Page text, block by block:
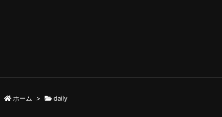
ホーム > daily